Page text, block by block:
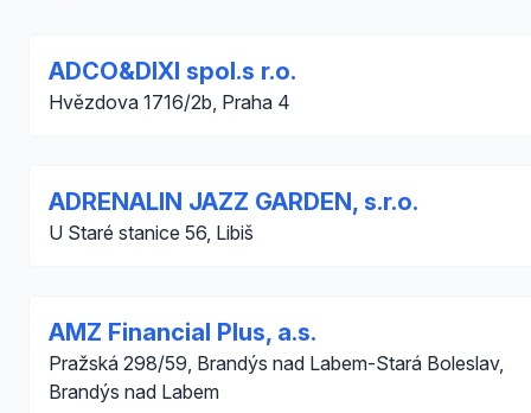
ADCO&DIXI spol.s r.o.
Hvězdova 1716/2b, Praha 4
ADRENALIN JAZZ GARDEN, s.r.o.
U Staré stanice 56, Libiš
AMZ Financial Plus, a.s.
Pražská 298/59, Brandýs nad Labem-Stará Boleslav,
Brandýs nad Labem